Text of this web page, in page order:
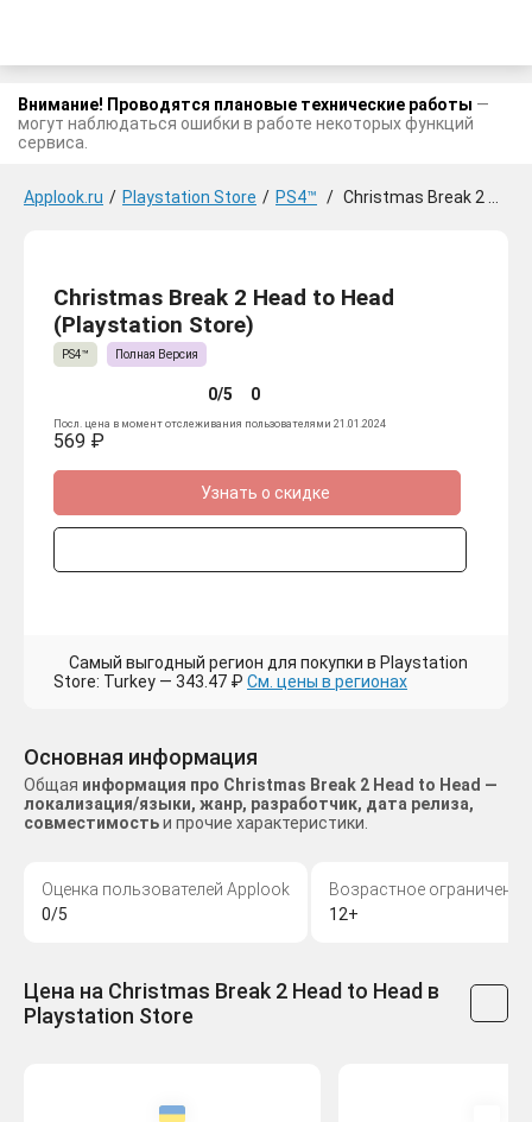
Внимание! Проводятся плановые технические работы —
могут наблюдаться ошибки в работе некоторых функций
сервиса.
Applook.ru / Playstation Store / PS4™ / Christmas Break 2 Head to Head
Christmas Break 2 Head to Head
(Playstation Store)
PS4™ Полная Версия
0/5 0
Посл. цена в момент отслеживания пользователями 21.01.2024
569 ₽
Узнать о скидке
Самый выгодный регион для покупки в Playstation
Store: Turkey — 343.47 ₽ См. цены в регионах
Основная информация
Общая информация про Christmas Break 2 Head to Head —
локализация/языки, жанр, разработчик, дата релиза,
совместимостьи прочие характеристики.
Оценка пользователей Applook
0/5
Возрастное ограничение
12+
Цена на Christmas Break 2 Head to Head в
Playstation Store